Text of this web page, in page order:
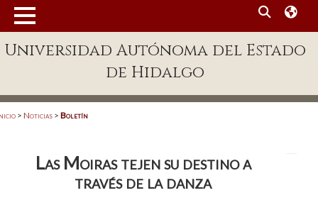
Enlaces
Patronato
Universidad Autónoma del Estado
de Hidalgo
> Noticias > Boletín
Las Moiras tejen su destino a
través de la danza